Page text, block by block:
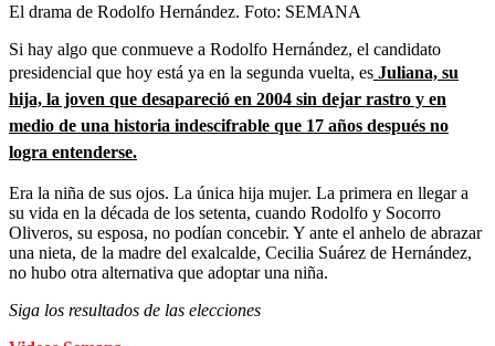
El drama de Rodolfo Hernández. Foto: SEMANA
Si hay algo que conmueve a Rodolfo Hernández, el candidato
presidencial que hoy está ya en la segunda vuelta, es Juliana, su
hija, la joven que desapareció en 2004 sin dejar rastro y en
medio de una historia indescifrable que 17 años después no
logra entenderse.
Era la niña de sus ojos. La única hija mujer. La primera en llegar a
su vida en la década de los setenta, cuando Rodolfo y Socorro
Oliveros, su esposa, no podían concebir. Y ante el anhelo de abrazar
una nieta, de la madre del exalcalde, Cecilia Suárez de Hernández,
no hubo otra alternativa que adoptar una niña.
Siga los resultados de las elecciones